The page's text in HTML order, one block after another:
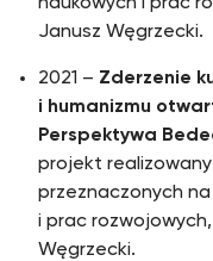
Janusz Węgrzecki.
2021 – Zderzenie
i humanizmu
Perspektywa
projekt realizowany
przeznaczonych
i prac
Węgrzecki.